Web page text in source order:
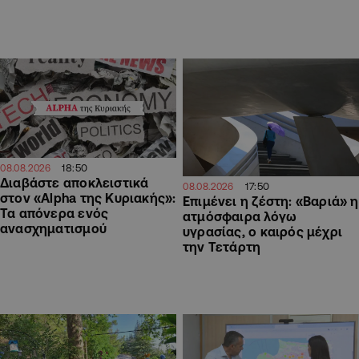
08.08.2026 18:50
Διαβάστε αποκλειστικά
στον «Alpha της Κυριακής»:
Τα απόνερα ενός
ανασχηματισμού
08.08.2026 17:50
Επιμένει η ζέστη: «Βαριά» η
ατμόσφαιρα λόγω
υγρασίας, ο καιρός μέχρι
την Τετάρτη